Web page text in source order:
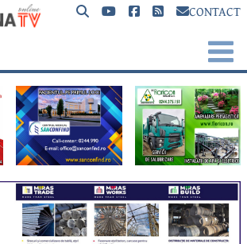
CONTACT